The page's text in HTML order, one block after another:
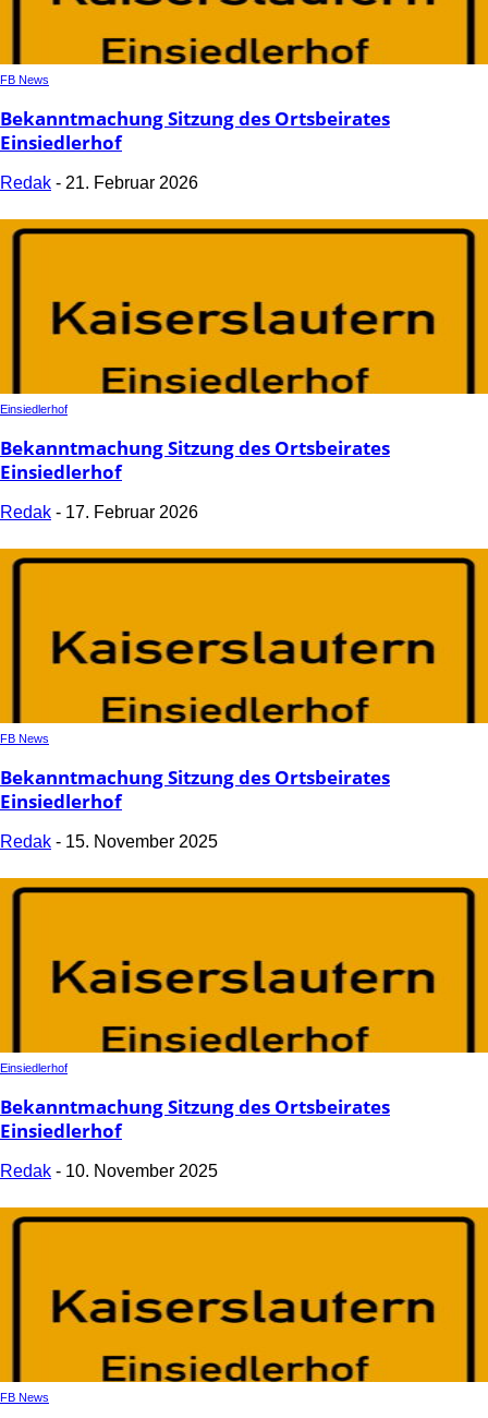
FB News
Bekanntmachung Sitzung des Ortsbeirates
Einsiedlerhof
Redak - 21. Februar 2026
Einsiedlerhof
Bekanntmachung Sitzung des Ortsbeirates
Einsiedlerhof
Redak - 17. Februar 2026
FB News
Bekanntmachung Sitzung des Ortsbeirates
Einsiedlerhof
Redak - 15. November 2025
Einsiedlerhof
Bekanntmachung Sitzung des Ortsbeirates
Einsiedlerhof
Redak - 10. November 2025
FB News